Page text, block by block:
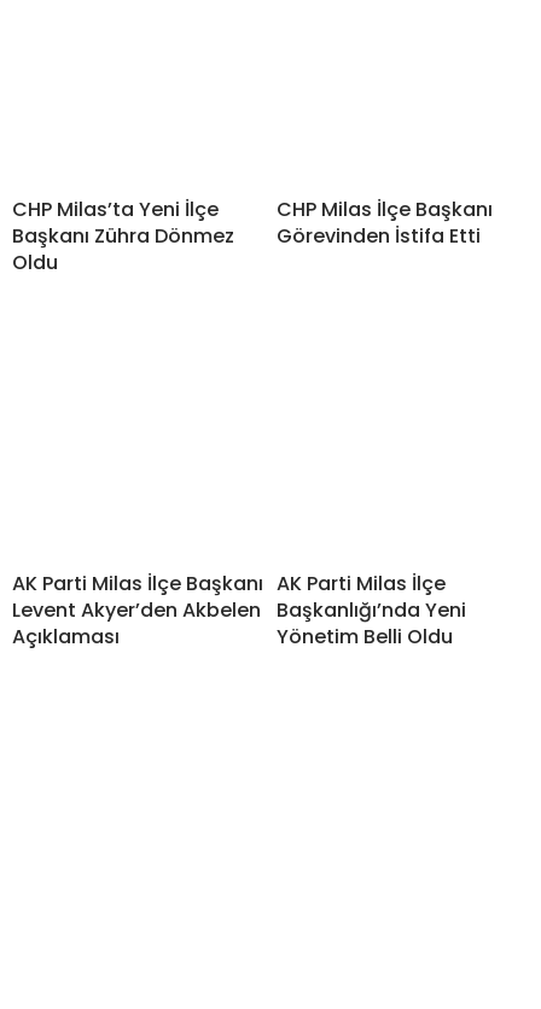
CHP Milas’ta Yeni İlçe
Başkanı Zühra Dönmez
Oldu
CHP Milas İlçe Başkanı
Görevinden İstifa Etti
AK Parti Milas İlçe Başkanı
Levent Akyer’den Akbelen
Açıklaması
AK Parti Milas İlçe
Başkanlığı’nda Yeni
Yönetim Belli Oldu